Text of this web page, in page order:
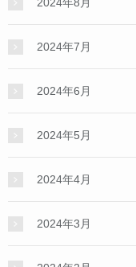
2024年7月
2024年6月
2024年5月
2024年4月
2024年3月